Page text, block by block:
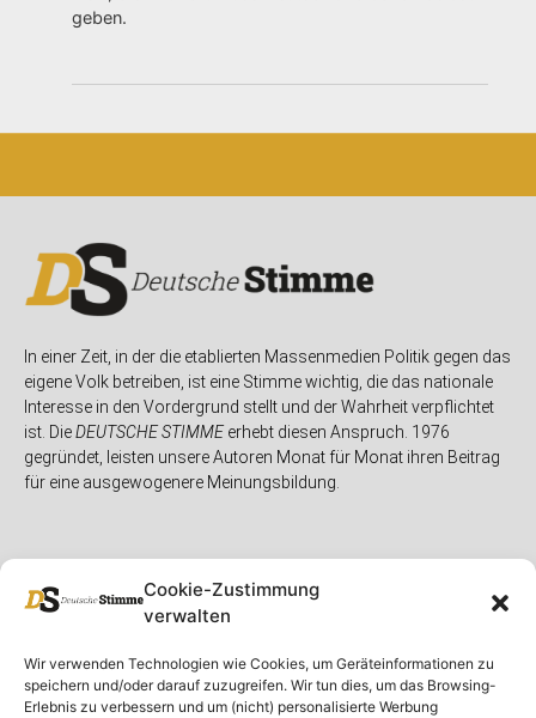
Cookie-Zustimmung
verwalten
Wir verwenden Technologien wie Cookies, um Geräteinformationen zu
speichern und/oder darauf zuzugreifen. Wir tun dies, um das Browsing-
Erlebnis zu verbessern und um (nicht) personalisierte Werbung
geben.
In einer Zeit, in der die etablierten Massenmedien Politik gegen das
eigene Volk betreiben, ist eine Stimme wichtig, die das nationale
Interesse in den Vordergrund stellt und der Wahrheit verpflichtet
ist. DieDEUTSCHE STIMMEerhebt diesen Anspruch. 1976
gegründet, leisten unsere Autoren Monat für Monat ihren Beitrag
für eine ausgewogenere Meinungsbildung.
Unser Magazin
Spenden
Rubriken
Deutschland
Rechtliches
Rechtliche Hinweise